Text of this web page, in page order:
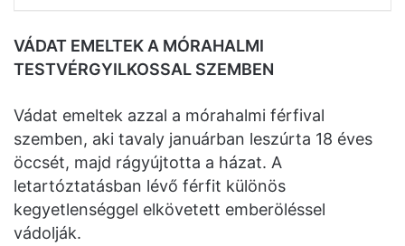
VÁDAT EMELTEK A MÓRAHALMI
TESTVÉRGYILKOSSAL SZEMBEN
Vádat emeltek azzal a mórahalmi férfival
szemben, aki tavaly januárban leszúrta 18 éves
öccsét, majd rágyújtotta a házat. A
letartóztatásban lévő férfit különös
kegyetlenséggel elkövetett emberöléssel
vádolják.